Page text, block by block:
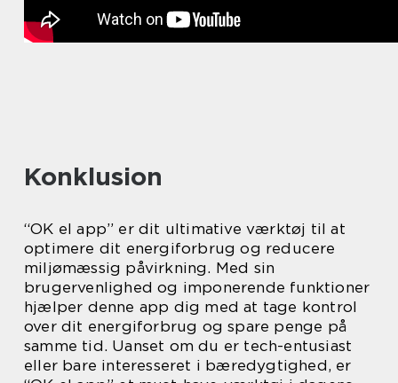
Konklusion
“OK el app” er dit ultimative værktøj til at
optimere dit energiforbrug og reducere
miljømæssig påvirkning. Med sin
brugervenlighed og imponerende funktioner
hjælper denne app dig med at tage kontrol
over dit energiforbrug og spare penge på
samme tid. Uanset om du er tech-entusiast
eller bare interesseret i bæredygtighed, er